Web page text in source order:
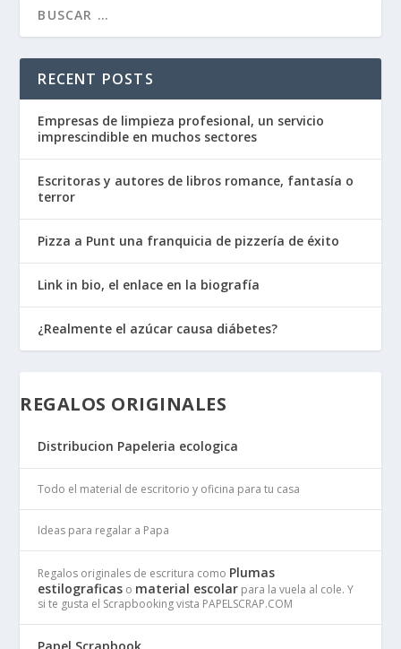
RECENT POSTS
Empresas de limpieza profesional, un servicio
imprescindible en muchos sectores
Escritoras y autores de libros romance, fantasía o
terror
Pizza a Punt una franquicia de pizzería de éxito
Link in bio, el enlace en la biografía
¿Realmente el azúcar causa diábetes?
REGALOS ORIGINALES
Distribucion Papeleria ecologica
Todo el material de escritorio y oficina para tu casa
Ideas para regalar a Papa
Regalos originales de escritura como Plumas
estilograficas o material escolar para la vuela al cole. Y
si te gusta el Scrapbooking vista PAPELSCRAP.COM
Papel Scrapbook